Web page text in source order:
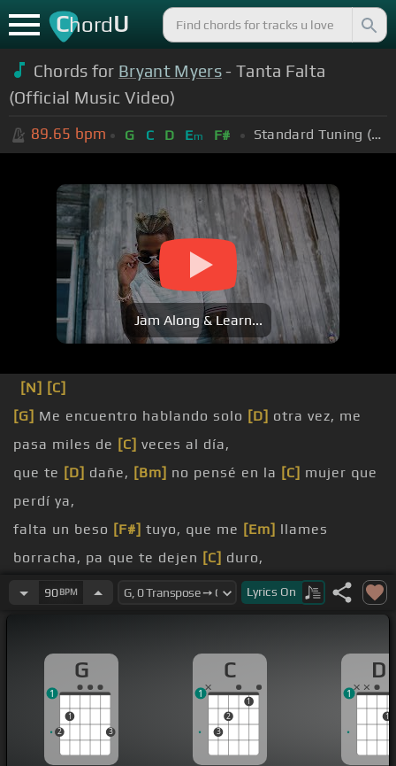
ChordU
Chords for Bryant Myers- Tanta Falta
(Official Music Video)
89.65 bpm G C D Em F# Standard Tuning (EADGBE)
Jam Along & Learn...
[N] [C]
[G] Me encuentro hablando solo [D] otra vez, me
pasa miles de [C] veces al día,
que te [D] dañe, [Bm] no pensé en la [C] mujer que
perdí ya,
falta un beso [F#] tuyo, que me [Em] llames
borracha, pa que te dejen [C] duro,
falta un beso
[Bm]tuyo, hacerte[Em]lo que
helado, no sé
que es pero hay algo que nos
mantiene atados,
labios, todos cometen
errores pero el hombre
es más sabio,
90BPM Lyrics On
G
2
1
3
1
C
3
2
1
1
D
1
1